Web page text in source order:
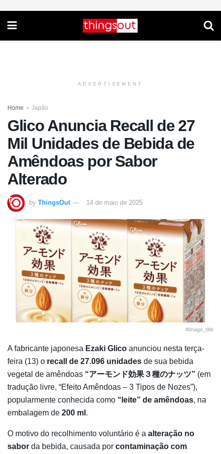
ADVERTISEMENT
Home Japão
Glico Anuncia Recall de 27
Mil Unidades de Bebida de
Amêndoas por Sabor
Alterado
by ThingsOut 14 de maio de 2025
#image_title
A fabricante japonesa Ezaki Glico anunciou nesta terça-
feira (13) o recall de 27.096 unidades de sua bebida
vegetal de amêndoas “アーモンド効果３種のナッツ” (em
tradução livre, “Efeito Amêndoas – 3 Tipos de Nozes”),
popularmente conhecida como “leite” de amêndoas, na
embalagem de 200 ml .
O motivo do recolhimento voluntário é a alteração no
sabor da bebida, causada por contaminação com